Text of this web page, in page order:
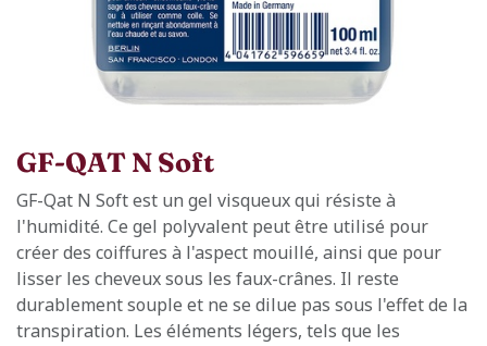
GF-QAT N Soft
GF-Qat N Soft est un gel visqueux qui résiste à
l'humidité. Ce gel polyvalent peut être utilisé pour
créer des coiffures à l'aspect mouillé, ainsi que pour
lisser les cheveux sous les faux-crânes. Il reste
durablement souple et ne se dilue pas sous l'effet de la
transpiration. Les éléments légers, tels que les